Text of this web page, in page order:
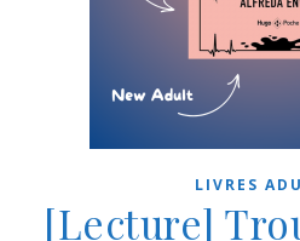
LIVRES
[Lecture]